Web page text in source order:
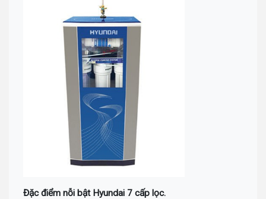
Đặc điểm nỗi bật Hyundai 7 cấp lọc.